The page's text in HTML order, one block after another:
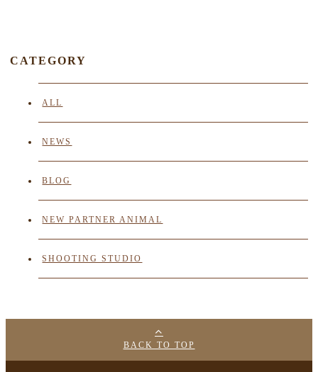
CATEGORY
ALL
NEWS
BLOG
NEW PARTNER ANIMAL
SHOOTING STUDIO
BACK TO TOP